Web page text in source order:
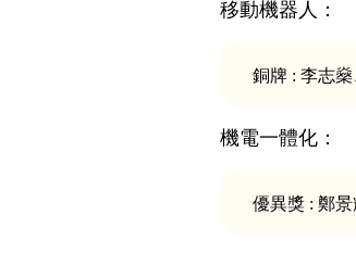
移動機器人：
銅牌 : 李志
機電一體化：
優異獎 : 鄭